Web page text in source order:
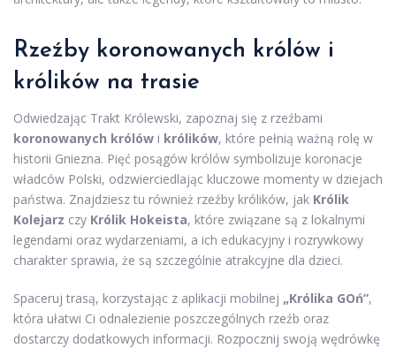
Rzeźby koronowanych królów i
królików na trasie
Odwiedzając Trakt Królewski, zapoznaj się z rzeźbami
koronowanych królów i królików, które pełnią ważną rolę w
historii Gniezna. Pięć posągów królów symbolizuje koronacje
władców Polski, odzwierciedlając kluczowe momenty w dziejach
państwa. Znajdziesz tu również rzeźby królików, jak Królik
Kolejarz czy Królik Hokeista, które związane są z lokalnymi
legendami oraz wydarzeniami, a ich edukacyjny i rozrywkowy
charakter sprawia, że są szczególnie atrakcyjne dla dzieci.
Spaceruj trasą, korzystając z aplikacji mobilnej „Królika GOń”,
która ułatwi Ci odnalezienie poszczególnych rzeźb oraz
dostarczy dodatkowych informacji. Rozpocznij swoją wędrówkę